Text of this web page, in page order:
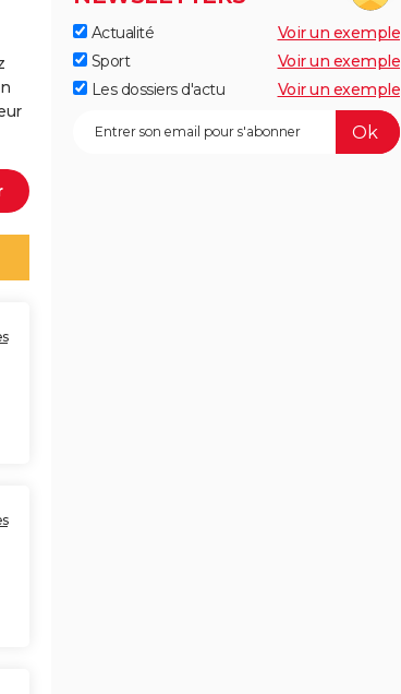
Actualité
Voir un exemple
Sport
Voir un exemple
Les dossiers d'actu
Voir un exemple